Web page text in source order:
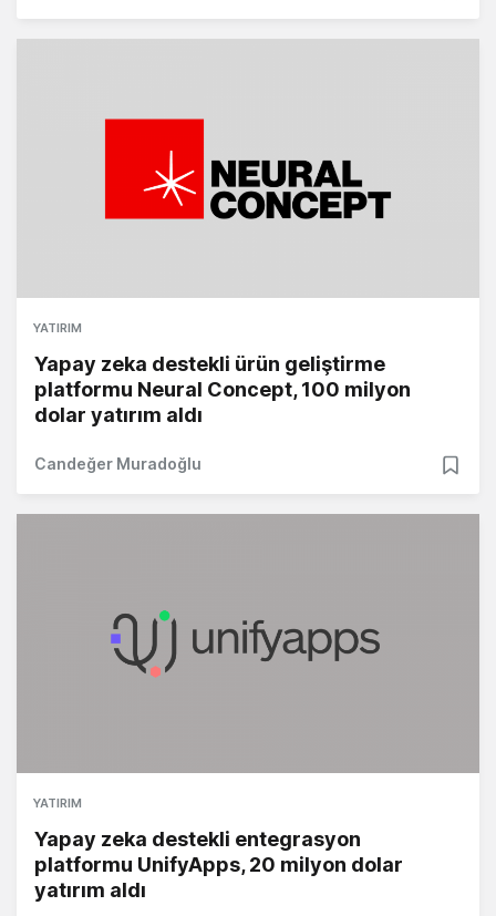
YATIRIM
Yapay zeka destekli ürün geliştirme
platformu Neural Concept, 100 milyon
dolar yatırım aldı
Candeğer Muradoğlu
YATIRIM
Yapay zeka destekli entegrasyon
platformu UnifyApps, 20 milyon dolar
yatırım aldı